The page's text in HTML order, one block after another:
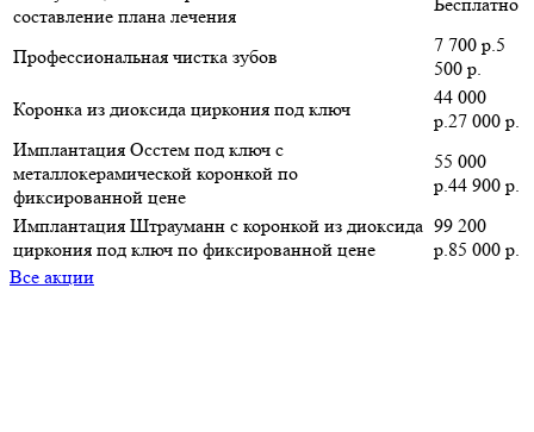
составление плана лечения
Профессиональная чистка зубов
7 700 р.5
500 р.
Коронка из диоксида циркония под ключ
44 000
р.27 000 р.
Имплантация Осстем под ключ с
металлокерамической коронкой по
фиксированной цене
55 000
р.44 900 р.
Имплантация Штрауманн с коронкой из диоксида
циркония под ключ по фиксированной цене
99 200
р.85 000 р.
Все акции